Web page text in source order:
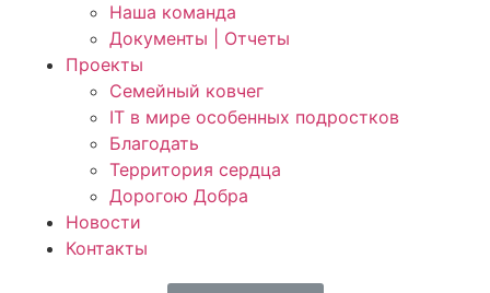
Наша команда
Документы | Отчеты
Проекты
Семейный ковчег
IT в мире особенных подростков
Благодать
Территория сердца
Дорогою Добра
Новости
Контакты